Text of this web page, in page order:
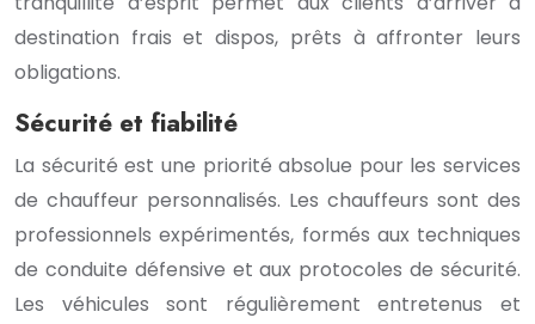
destination frais et dispos, prêts à affronter leurs
obligations.
Sécurité et fiabilité
La sécurité est une priorité absolue pour les services
de chauffeur personnalisés. Les chauffeurs sont des
professionnels expérimentés, formés aux techniques
de conduite défensive et aux protocoles de sécurité.
Les véhicules sont régulièrement entretenus et